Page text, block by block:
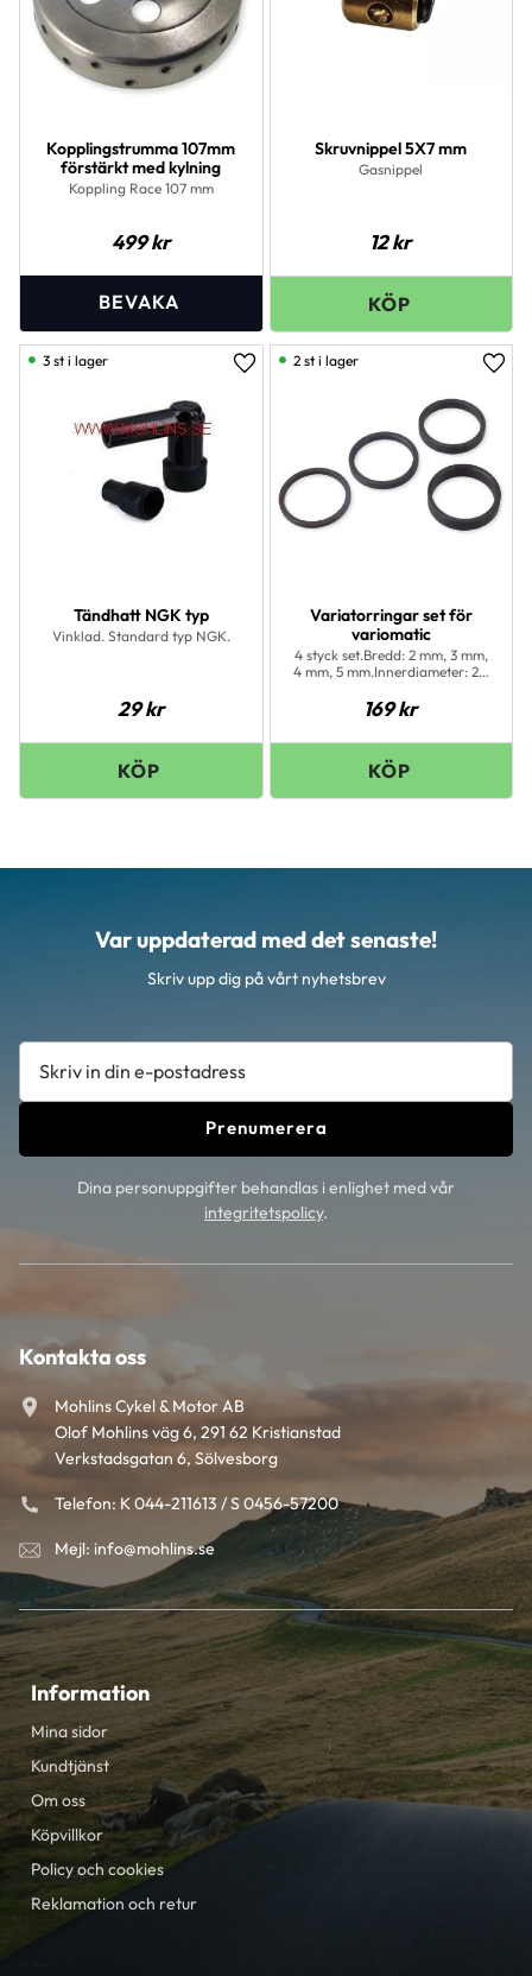
Kopplingstrumma 107mm
förstärkt med kylning
Koppling Race 107 mm
499kr
Skruvnippel 5X7 mm
Gasnippel
12kr
Tändhatt NGK typ
Vinklad. Standard typ NGK.
29kr
Lägg till i favoriter
3 st i lager
Variatorringar set för
variomatic
4 styck set.Bredd: 2 mm, 3 mm,
4 mm, 5 mm.Innerdiameter: 20
169kr
2 st i lager
Var uppdaterad med det senaste!
Skriv upp dig på vårt nyhetsbrev
Prenumerera
Dina personuppgifter behandlas i enlighet med vår
integritetspolicy.
Kontakta oss
Mohlins Cykel & Motor AB
Olof Mohlins väg 6, 291 62 Kristianstad
Verkstadsgatan 6, Sölvesborg
Telefon: K 044-211613 / S 0456-57200
Mejl: info@mohlins.se
Information
Mina sidor
Kundtjänst
Om oss
Köpvillkor
Policy och cookies
Reklamation och retur